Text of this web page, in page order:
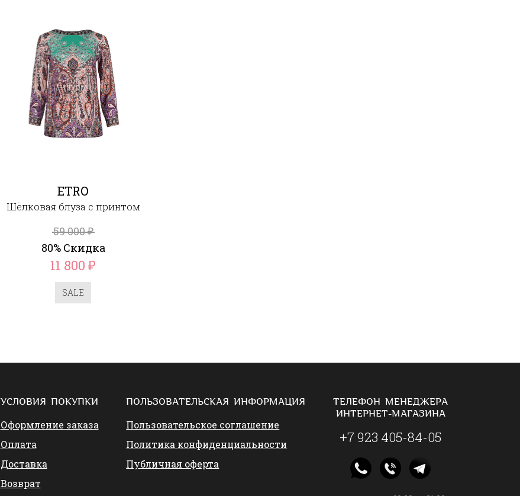
ETRO
Шёлковая блуза с принтом
59 000₽
80% Скидка
11 800₽
SALE
УСЛОВИЯ ПОКУПКИ
Оформление заказа
Оплата
Доставка
Возврат
ПОЛЬЗОВАТЕЛЬСКАЯ ИНФОРМАЦИЯ
Пользовательское соглашение
Политика конфиденциальности
Публичная оферта
ТЕЛЕФОН МЕНЕДЖЕРА
ИНТЕРНЕТ-МАГАЗИНА
+7 923 405-84-05